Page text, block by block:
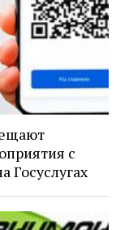
с
Госуслугах